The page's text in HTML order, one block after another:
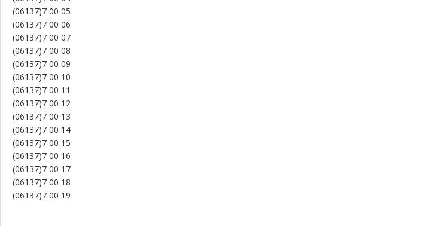
(06137)7 00 05
(06137)7 00 06
(06137)7 00 07
(06137)7 00 08
(06137)7 00 09
(06137)7 00 10
(06137)7 00 11
(06137)7 00 12
(06137)7 00 13
(06137)7 00 14
(06137)7 00 15
(06137)7 00 16
(06137)7 00 17
(06137)7 00 18
(06137)7 00 19